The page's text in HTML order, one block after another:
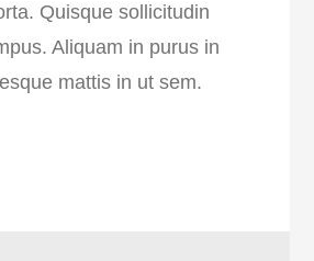
Quisque sollicitudin
Aliquam in purus in
mattis in ut sem.